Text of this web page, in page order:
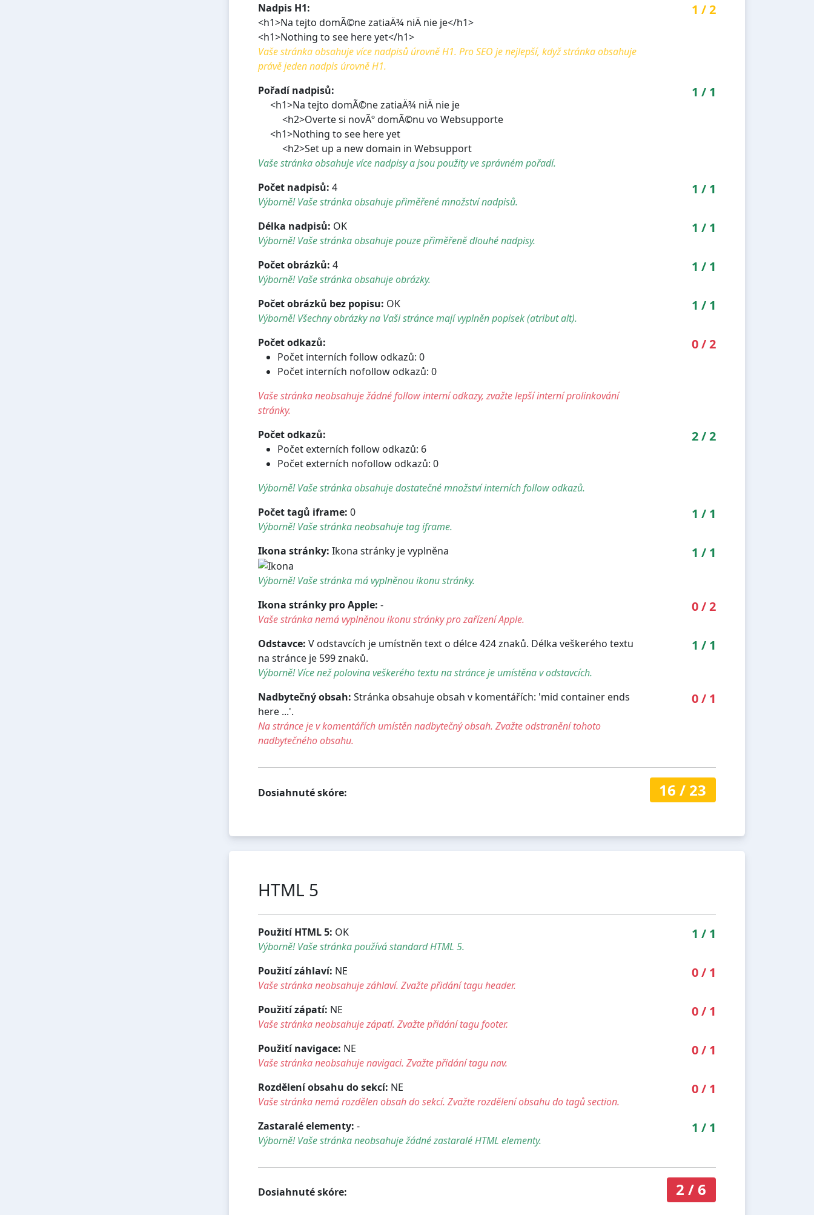
Nadpis H1:
<h1>Na tejto domÃ©ne zatiaÄ¾ niÄ nie je</h1>
<h1>Nothing to see here yet</h1>
Vaše stránka obsahuje více nadpisů úrovně H1. Pro SEO je nejlepší, když stránka obsahuje
právě jeden nadpis úrovně H1.
1 /2
Pořadí nadpisů:
<h1>Na tejto domÃ©ne zatiaÄ¾ niÄ nie je
<h2>Overte si novÃº domÃ©nu vo Websupporte
<h1>Nothing to see here yet
<h2>Set up a new domain in Websupport
Vaše stránka obsahuje více nadpisy a jsou použity ve správném pořadí.
1 / 1
Počet nadpisů: 4
Výborně! Vaše stránka obsahuje přiměřené množství nadpisů.
1 / 1
Délka nadpisů: OK
Výborně! Vaše stránka obsahuje pouze přiměřeně dlouhé nadpisy.
1 / 1
Počet obrázků: 4
Výborně! Vaše stránka obsahuje obrázky.
1 / 1
Počet obrázků bez popisu: OK
Výborně! Všechny obrázky na Vaši stránce mají vyplněn popisek (atribut alt).
1 / 1
Počet odkazů:
Počet interních follow odkazů: 0
Počet interních nofollow odkazů: 0
Vaše stránka neobsahuje žádné follow interní odkazy, zvažte lepší interní prolinkování
stránky.
0/2
Počet odkazů:
Počet externích follow odkazů: 6
Počet externích nofollow odkazů: 0
Výborně! Vaše stránka obsahuje dostatečné množství interních follow odkazů.
2/2
Počet tagů iframe: 0
Výborně! Vaše stránka neobsahuje tag iframe.
1 / 1
Ikona stránky: Ikona stránky je vyplněna
Výborně! Vaše stránka má vyplněnou ikonu stránky.
1 / 1
Ikona stránky pro Apple: -
Vaše stránka nemá vyplněnou ikonu stránky pro zařízení Apple.
0/2
Odstavce: V odstavcích je umístněn text o délce 424 znaků. Délka veškerého textu
na stránce je 599 znaků.
Výborně! Více než polovina veškerého textu na stránce je umístěna v odstavcích.
1 / 1
Nadbytečný obsah: Stránka obsahuje obsah v komentářích: 'mid container ends
here ...'.
Na stránce je v komentářích umístěn nadbytečný obsah. Zvažte odstranění tohoto
nadbytečného obsahu.
0/ 1
Dosiahnuté skóre: 16 / 23
HTML 5
Použití HTML 5: OK
Výborně! Vaše stránka používá standard HTML 5.
1 / 1
Použití záhlaví: NE
Vaše stránka neobsahuje záhlaví. Zvažte přidání tagu header.
0/ 1
Použití zápatí: NE
Vaše stránka neobsahuje zápatí. Zvažte přidání tagu footer.
0/ 1
Použití navigace: NE
Vaše stránka neobsahuje navigaci. Zvažte přidání tagu nav.
0/ 1
Rozdělení obsahu do sekcí: NE
Vaše stránka nemá rozdělen obsah do sekcí. Zvažte rozdělení obsahu do tagů section.
0/ 1
Zastaralé elementy: -
Výborně! Vaše stránka neobsahuje žádné zastaralé HTML elementy.
1 / 1
Dosiahnuté skóre: 2 /6